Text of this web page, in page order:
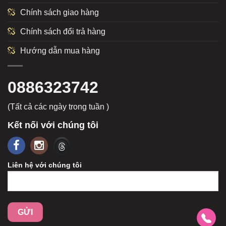
Chính sách giao hàng
Chính sách đổi trả hàng
Hướng dẫn mua hàng
0886323742
(Tất cả các ngày trong tuần )
Kết nối với chúng tôi
Liên hệ với chúng tôi